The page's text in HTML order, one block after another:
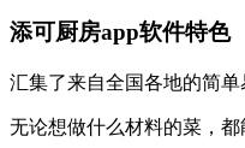
添可厨房app软件特色
汇集了来自全国各地的简单
无论想做什么材料的菜，都